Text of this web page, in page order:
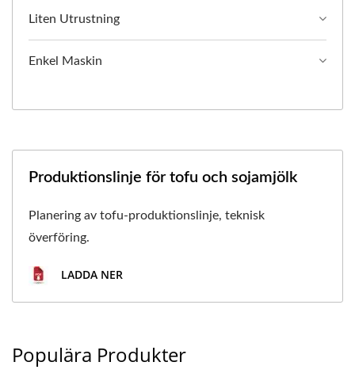
Liten Utrustning
Enkel Maskin
Produktionslinje för tofu och sojamjölk
Planering av tofu-produktionslinje, teknisk
överföring.
LADDA NER
Populära Produkter